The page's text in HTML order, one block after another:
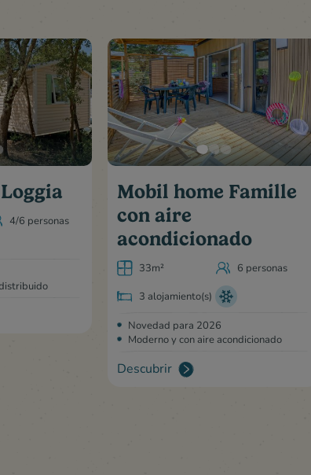
4/6 personas
Mobil home Famille
con aire
acondicionado
33m²
6 personas
3 alojamiento(s)
Novedad para 2026
Moderno y con aire acondicionado
Descubrir
A saber :
Llegada: 15:00 - Salida: 12:00